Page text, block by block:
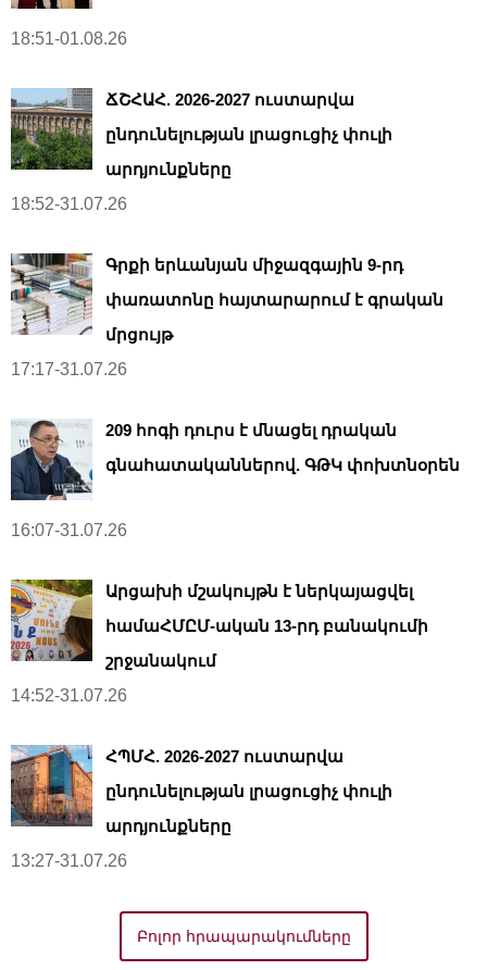
18:51-01.08.26
ՃՇՀԱՀ. 2026-2027 ուստարվա
ընդունելության լրացուցիչ փուլի
արդյունքները
18:52-31.07.26
Գրքի երևանյան միջազգային 9-րդ
փառատոնը հայտարարում է գրական
մրցույթ
17:17-31.07.26
209 հոգի դուրս է մնացել դրական
գնահատականներով. ԳԹԿ փոխտնօրեն
16:07-31.07.26
Արցախի մշակույթն է ներկայացվել
համաՀՄԸՄ-ական 13-րդ բանակումի
շրջանակում
14:52-31.07.26
ՀՊՄՀ. 2026-2027 ուստարվա
ընդունելության լրացուցիչ փուլի
արդյունքները
13:27-31.07.26
Բոլոր հրապարակումները